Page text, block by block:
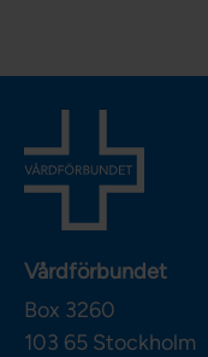
Vårdförbundet
Box 3260
103 65 Stockholm